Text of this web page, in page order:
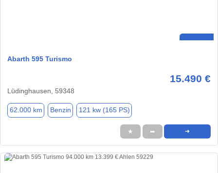
Abarth 595 Turismo
15.490 €
Lüdinghausen, 59348
62.000 km Benzin 121 kw (165 PS)
★ ➦ ➜